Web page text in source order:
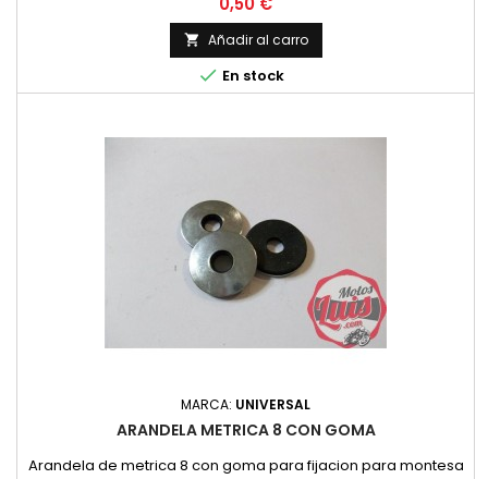
 Añadir al carro
 En stock
MARCA: UNIVERSAL
ARANDELA METRICA 8 CON GOMA
Arandela de metrica 8 con goma para fijacion para montesa